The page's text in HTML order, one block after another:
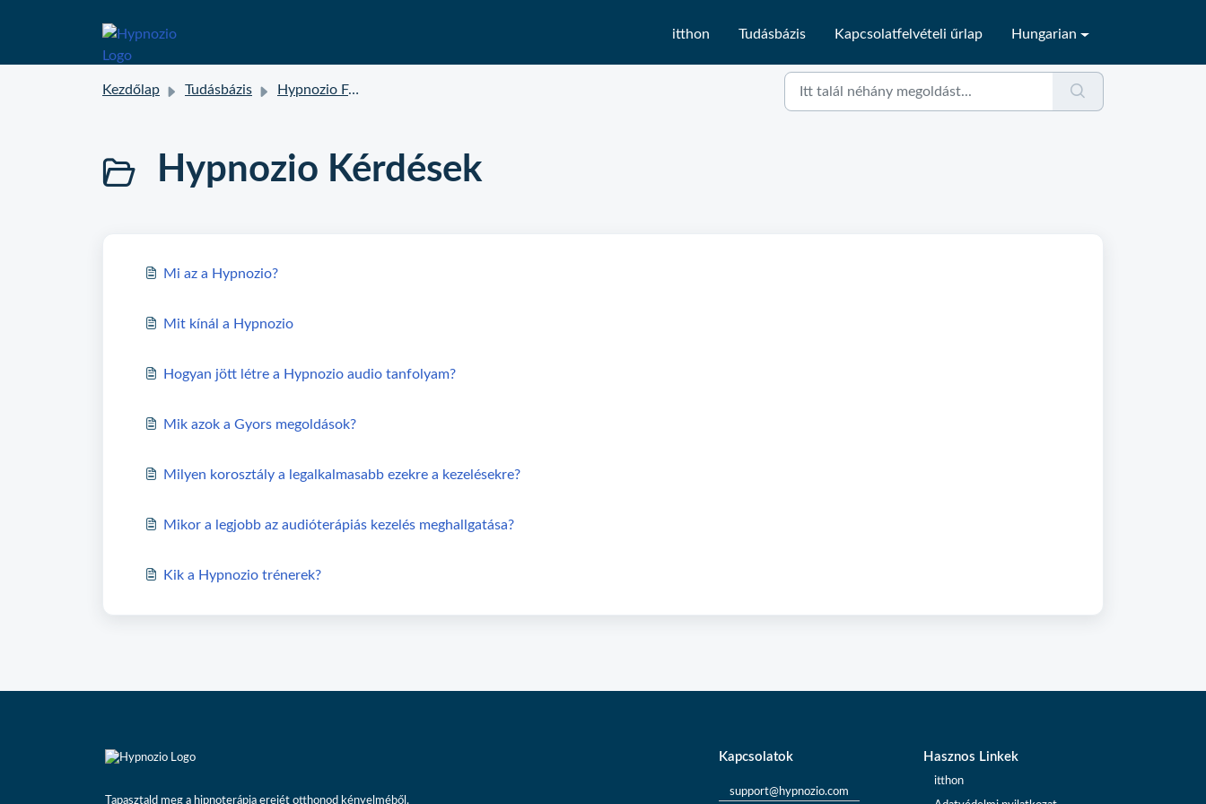
itthon Tudásbázis Kapcsolatfelvételi űrlap Hungarian
Kezdőlap Tudásbázis Hypnozio FAQ
Hypnozio Kérdések
Mi az a Hypnozio?
Mit kínál a Hypnozio
Hogyan jött létre a Hypnozio audio tanfolyam?
Mik azok a Gyors megoldások?
Milyen korosztály a legalkalmasabb ezekre a kezelésekre?
Mikor a legjobb az audióterápiás kezelés meghallgatása?
Kik a Hypnozio trénerek?
Tapasztald meg a hipnoterápia erejét otthonod kényelméből.
Kapcsolatok
support@hypnozio.com
Hasznos Linkek
itthon